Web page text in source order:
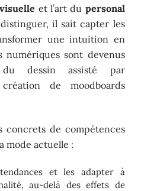
et l’art du personal
il sait capter les
une intuition en
numériques sont devenus
du dessin assisté par
de moodboards
concrets de compétences
mode actuelle :
et les adapter à
au-delà des effets de